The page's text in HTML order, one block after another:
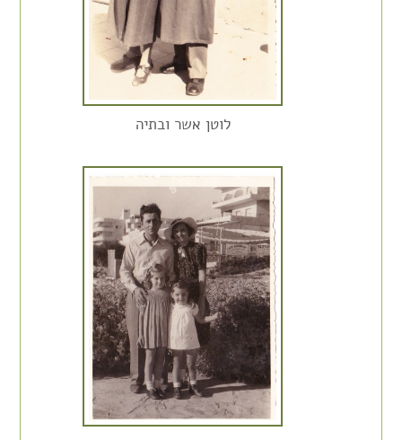
לוטן אשר ובתיה